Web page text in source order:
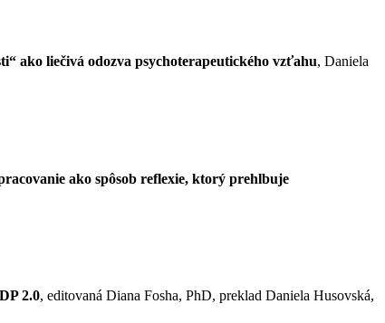
ako liečivá odozva psychoterapeutického vzťahu, Daniela
ako spôsob reflexie, ktorý prehlbuje
2.0, editovaná Diana Fosha, PhD, preklad Daniela Husovská,